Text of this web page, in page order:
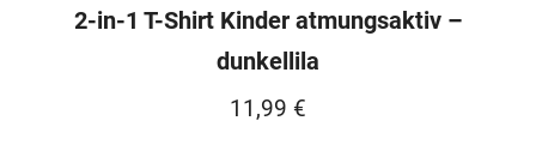
2-in-1 T-Shirt Kinder atmungsaktiv –
dunkellila
11,99 €